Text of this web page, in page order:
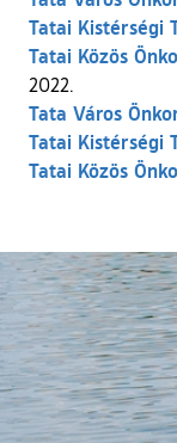
Tatai Kistérségi
Tatai Közös
2022.
Tata Város
Tatai Kistérségi
Tatai Közös